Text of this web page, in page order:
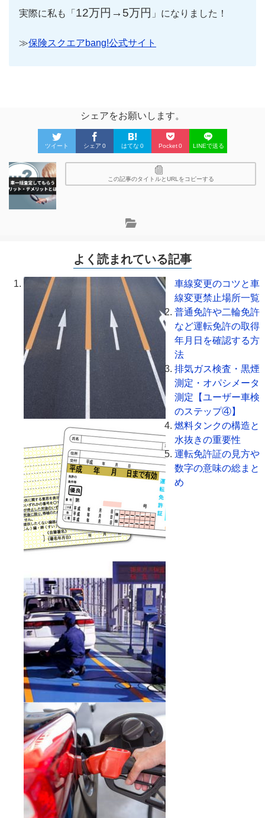
実際に私も「 12万円→5万円 」になりました！
≫保険スクエアbang!公式サイト
シェアをお願いします。
ツイート シェア 0 はてな 0 Pocket0 LINEで送る
この記事のタイトルとURLをコピーする
よく読まれている記事
車線変更のコツと車
線変更禁止場所一覧
普通免許や二輪免許
など運転免許の取得
年月日を確認する方
法
排気ガス検査・黒煙
測定・オパシメータ
測定【ユーザー車検
のステップ④】
燃料タンクの構造と
水抜きの重要性
運転免許証の見方や
数字の意味の総まと
め